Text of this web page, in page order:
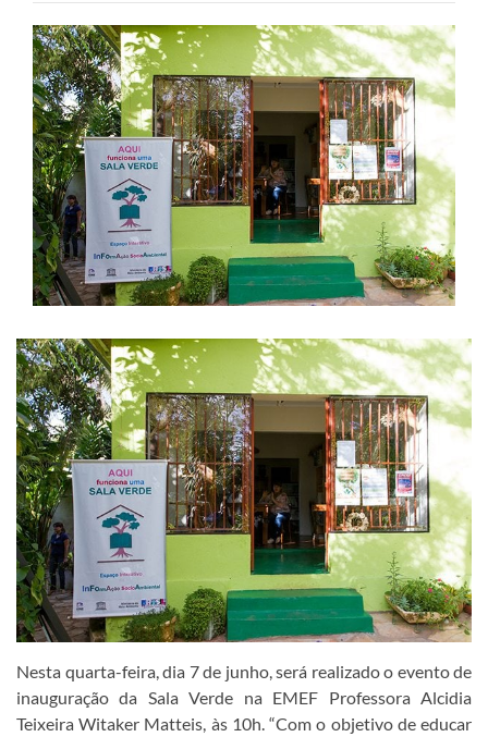
Nesta quarta-feira, dia 7 de junho, será realizado o evento de
inauguração da Sala Verde na EMEF Professora Alcidia
Teixeira Witaker Matteis, às 10h. “Com o objetivo de educar